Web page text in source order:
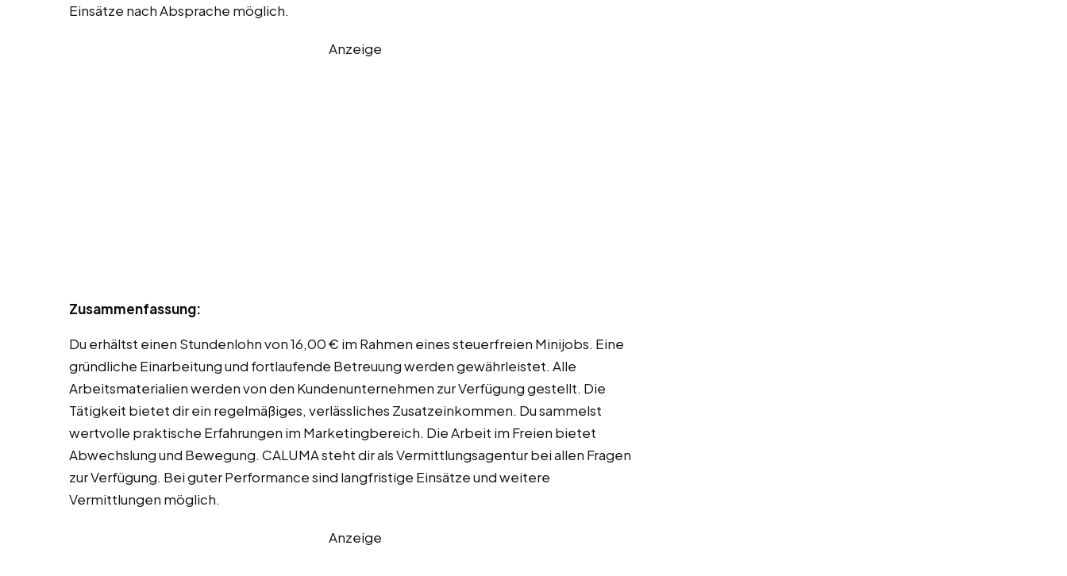
Einsätze nach Absprache möglich.
Anzeige
Zusammenfassung:
Du erhältst einen Stundenlohn von 16,00 € im Rahmen eines steuerfreien Minijobs. Eine
gründliche Einarbeitung und fortlaufende Betreuung werden gewährleistet. Alle
Arbeitsmaterialien werden von den Kundenunternehmen zur Verfügung gestellt. Die
Tätigkeit bietet dir ein regelmäßiges, verlässliches Zusatzeinkommen. Du sammelst
wertvolle praktische Erfahrungen im Marketingbereich. Die Arbeit im Freien bietet
Abwechslung und Bewegung. CALUMA steht dir als Vermittlungsagentur bei allen Fragen
zur Verfügung. Bei guter Performance sind langfristige Einsätze und weitere
Vermittlungen möglich.
Anzeige